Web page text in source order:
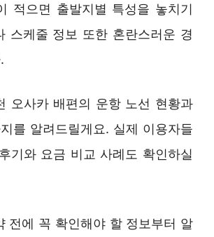
적으면 출발지별 특성을 놓치기
스케줄 정보 또한 혼란스러운 경
오사카 배편의 운항 노선 현황과
를 알려드릴게요. 실제 이용자들
기와 요금 비교 사례도 확인하실
전에 꼭 확인해야 할 정보부터 알